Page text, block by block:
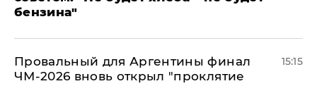
бензина"
Провальный для Аргентины финал
ЧМ-2026 вновь открыл "проклятие
15:15